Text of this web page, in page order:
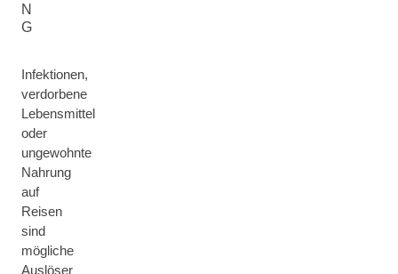
N
G
Infektionen,
verdorbene
Lebensmittel
oder
ungewohnte
Nahrung
auf
Reisen
sind
mögliche
Auslöser